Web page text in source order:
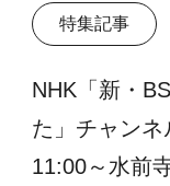
特集記事
NHK「新・
た」チャン
11:00～水前